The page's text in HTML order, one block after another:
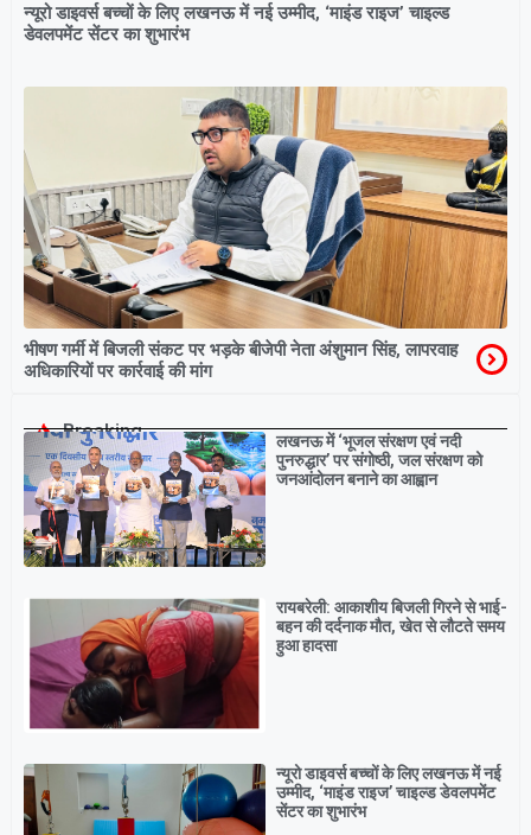
न्यूरो डाइवर्स बच्चों के लिए लखनऊ में नई उम्मीद, ‘माइंड राइज’ चाइल्ड
डेवलपमेंट सेंटर का शुभारंभ
भीषण गर्मी में बिजली संकट पर भड़के बीजेपी नेता अंशुमान सिंह, लापरवाह
अधिकारियों पर कार्रवाई की मांग
Breaking
लखनऊ में ‘भूजल संरक्षण एवं नदी
पुनरुद्धार’ पर संगोष्ठी, जल संरक्षण को
जनआंदोलन बनाने का आह्वान
रायबरेली: आकाशीय बिजली गिरने से भाई-
बहन की दर्दनाक मौत, खेत से लौटते समय
हुआ हादसा
न्यूरो डाइवर्स बच्चों के लिए लखनऊ में नई
उम्मीद, ‘माइंड राइज’ चाइल्ड डेवलपमेंट
सेंटर का शुभारंभ